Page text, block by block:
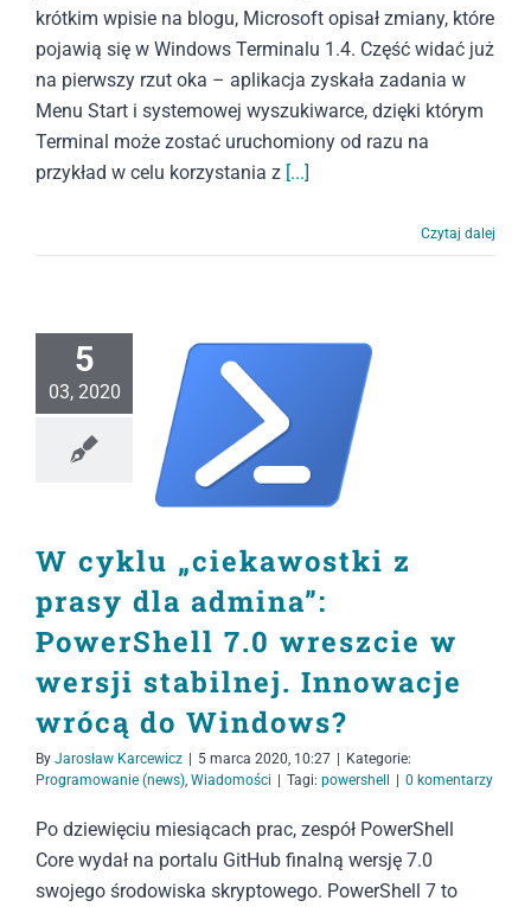
krótkim wpisie na blogu, Microsoft opisał zmiany, które
pojawią się w Windows Terminalu 1.4. Część widać już
na pierwszy rzut oka – aplikacja zyskała zadania w
Menu Start i systemowej wyszukiwarce, dzięki którym
Terminal może zostać uruchomiony od razu na
przykład w celu korzystania z [...]
Czytaj dalej
5
03, 2020
W cyklu „ciekawostki z
prasy dla admina”:
PowerShell 7.0 wreszcie w
wersji stabilnej. Innowacje
wrócą do Windows?
By Jarosław Karcewicz 5 marca 2020, 10:27
Kategorie:
Programowanie (news), Wiadomości Tagi: powershell 0 komentarzy
Po dziewięciu miesiącach prac, zespół PowerShell
Core wydał na portalu GitHub finalną wersję 7.0
swojego środowiska skryptowego. PowerShell 7 to